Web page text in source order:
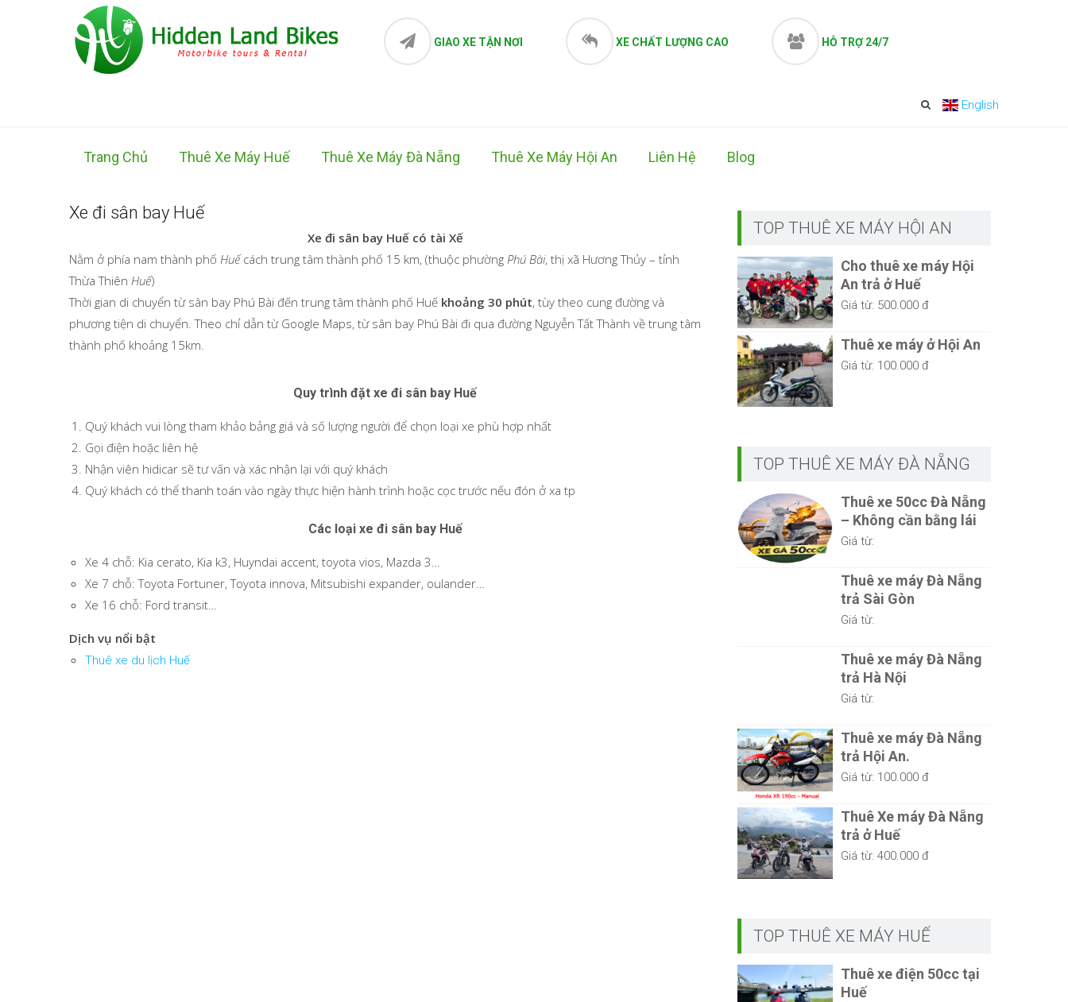
GIAO XE TẬN NƠI XE CHẤT LƯỢNG CAO HỖ TRỢ 24/7
English
Trang Chủ Thuê Xe Máy Huế Thuê Xe Máy Đà Nẵng Thuê Xe Máy Hội An Liên Hệ Blog
Xe đi sân bay Huế
Xe đi sân bay Huế có tài Xế
Nằm ở phía nam thành phố Huếcách trung tâm thành phố 15 km, (thuộc phường Phú Bài, thị xã Hương Thủy – tỉnh
Thừa Thiên Huế)
Thời gian di chuyển từ sân bay Phú Bài đến trung tâm thành phố Huế khoảng 30 phút, tùy theo cung đường và
phương tiện di chuyển. Theo chỉ dẫn từ Google Maps, từ sân bay Phú Bài đi qua đường Nguyễn Tất Thành về trung tâm
thành phố khoảng 15km.
Quy trình đặt xe đi sân bay Huế
Quý khách vui lòng tham khảo bảng giá và số lượng người để chọn loại xe phù hợp nhất
Gọi điện hoặc liên hệ
Nhận viên hidicar sẽ tư vấn và xác nhận lại với quý khách
Quý khách có thể thanh toán vào ngày thực hiện hành trình hoặc cọc trước nếu đón ở xa tp
Các loại xe đi sân bay Huế
Xe 4 chỗ: Kia cerato, Kia k3, Huyndai accent, toyota vios, Mazda 3…
Xe 7 chỗ: Toyota Fortuner, Toyota innova, Mitsubishi expander, oulander…
Xe 16 chỗ: Ford transit…
Dịch vụ nổi bật
Thuê xe du lịch Huế
TOP THUÊ XE MÁY HỘI AN
Cho thuê xe máy Hội
An trả ở Huế
Giá từ: 500.000 đ
Thuê xe máy ở Hội An
Giá từ: 100.000 đ
TOP THUÊ XE MÁY ĐÀ NẴNG
Thuê xe 50cc Đà Nẵng
– Không cần bằng lái
Giá từ:
Thuê xe máy Đà Nẵng
trả Sài Gòn
Giá từ:
Thuê xe máy Đà Nẵng
trả Hà Nội
Giá từ:
Thuê xe máy Đà Nẵng
trả Hội An.
Giá từ: 100.000 đ
Thuê Xe máy Đà Nẵng
trả ở Huế
Giá từ: 400.000 đ
TOP THUÊ XE MÁY HUẾ
Thuê xe điện 50cc tại
Huế